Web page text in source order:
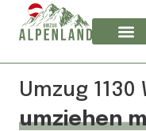
Umzug 1130
umziehen